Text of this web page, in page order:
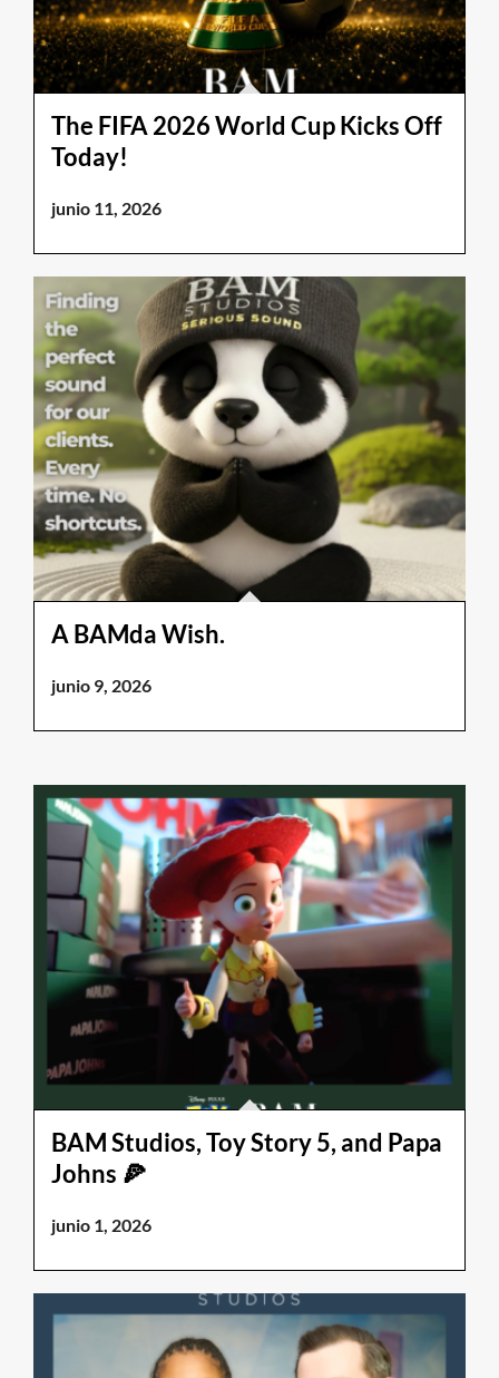
The FIFA 2026 World Cup Kicks Off
Today!
junio 11, 2026
A BAMda Wish.
junio 9, 2026
BAM Studios, Toy Story 5, and Papa
Johns 🍕
junio 1, 2026